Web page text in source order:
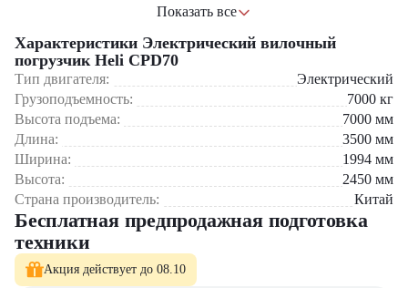
использование складских площадей и улучшить управляемость.
условия для операторов и снижает шумовое загрязнение, что
особенно важно для работы в закрытых помещениях.
Надежность и долговечность: конструкция Heli CPD70
разработана для длительной эксплуатации и минимизации
затрат на техническое обслуживание, что обеспечивает высокую
надежность и долговечность оборудования.
Электропогрузчик Heli CPD70
— это превосходное решение для
вашего бизнеса, сочетающее в себе высокую производительность,
экологичность и надежность. Этот погрузчик гарантирует
эффективную и безопасную работу, соответствуя самым высоким
требованиям и стандартам.
Показать все
Характеристики Электрический вилочный
погрузчик Heli CPD70
Тип двигателя:
Электрический
Грузоподъемность:
7000 кг
Высота подъема:
7000 мм
Длина:
3500 мм
Ширина:
1994 мм
Высота:
2450 мм
Страна производитель:
Китай
Бесплатная предпродажная подготовка
техники
Акция действует до 08.10